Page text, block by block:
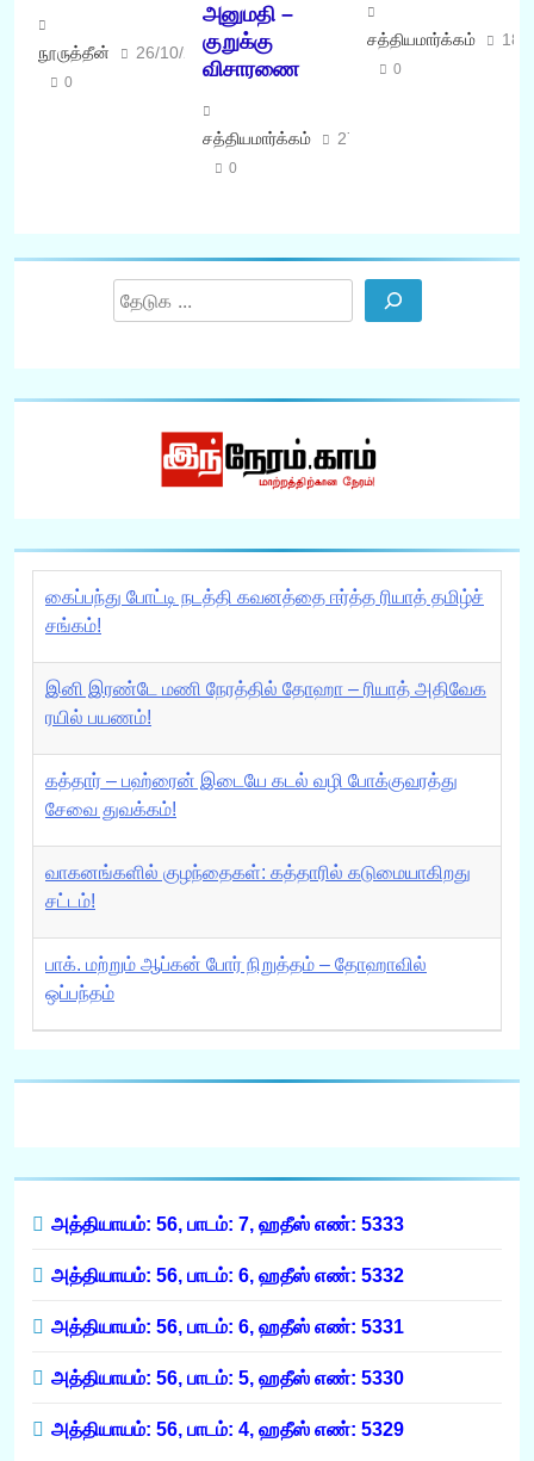
நூருத்தீன் 26/10/2020
0
அனுமதி –
குறுக்கு
விசாரணை
சத்தியமார்க்கம் 27/11/2015
0
சத்தியமார்க்கம் 18/
0
கைப்பந்து போட்டி நடத்தி கவனத்தை ஈர்த்த ரியாத் தமிழ்ச்
சங்கம்!
இனி இரண்டே மணி நேரத்தில் தோஹா – ரியாத் அதிவேக
ரயில் பயணம்!
கத்தார் – பஹ்ரைன் இடையே கடல் வழி போக்குவரத்து
சேவை துவக்கம்!
வாகனங்களில் குழந்தைகள்: கத்தாரில் கடுமையாகிறது
சட்டம்!
பாக். மற்றும் ஆப்கன் போர் நிறுத்தம் – தோஹாவில்
ஒப்பந்தம்
அத்தியாயம்: 56, பாடம்: 7, ஹதீஸ் எண்: 5333
அத்தியாயம்: 56, பாடம்: 6, ஹதீஸ் எண்: 5332
அத்தியாயம்: 56, பாடம்: 6, ஹதீஸ் எண்: 5331
அத்தியாயம்: 56, பாடம்: 5, ஹதீஸ் எண்: 5330
அத்தியாயம்: 56, பாடம்: 4, ஹதீஸ் எண்: 5329